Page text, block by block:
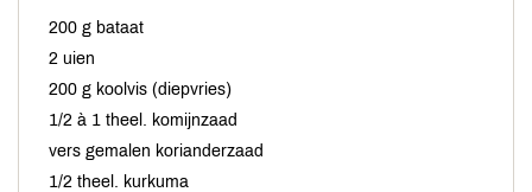
200 g bataat
2 uien
200 g koolvis (diepvries)
1/2 à 1 theel. komijnzaad
vers gemalen korianderzaad
1/2 theel. kurkuma